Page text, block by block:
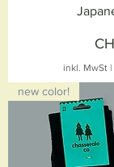
inkl. MwSt |
new color!